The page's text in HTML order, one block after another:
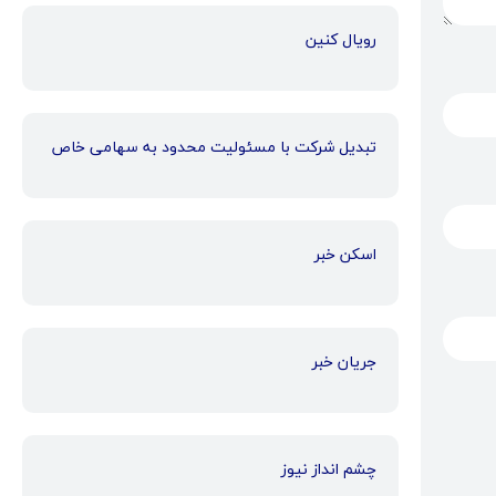
رویال کنین
تبدیل شرکت با مسئولیت محدود به سهامی خاص
اسکن خبر
جریان خبر
چشم انداز نیوز